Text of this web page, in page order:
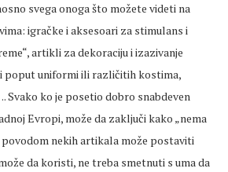
svega onoga što možete videti na
igračke i aksesoari za stimulans i
artikli za dekoraciju i izazivanje
poput uniformi ili različitih kostima,
Svako ko je posetio dobro snabdeven
Evropi, može da zaključi kako „nema
povodom nekih artikala može postaviti
da koristi, ne treba smetnuti s uma da